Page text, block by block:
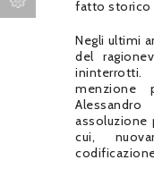
fatto storico
Negli ultimi
del
menzione
assoluzione
cui,